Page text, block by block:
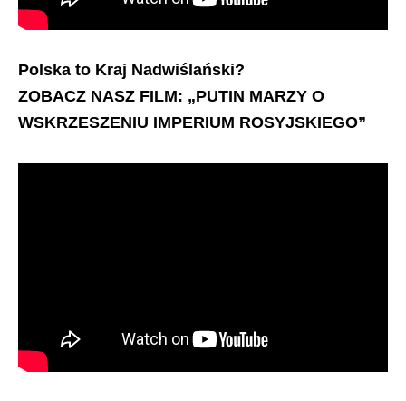
Polska to Kraj Nadwiślański?
ZOBACZ NASZ FILM: „PUTIN MARZY O
WSKRZESZENIU IMPERIUM ROSYJSKIEGO”